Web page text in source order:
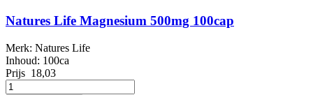
Natures Life Magnesium 500mg 100cap
Merk: Natures Life
Inhoud: 100ca
Prijs 18,03